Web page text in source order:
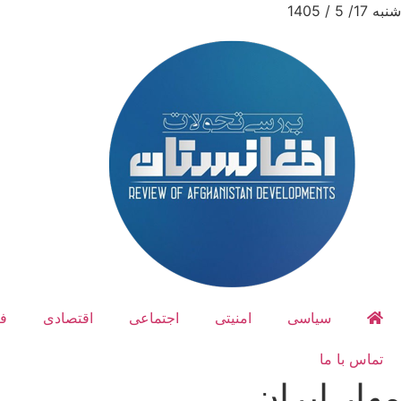
شنبه 17/ 5 / 1405
سیاسی امنیتی اجتماعی اقتصادی
تماس با ما